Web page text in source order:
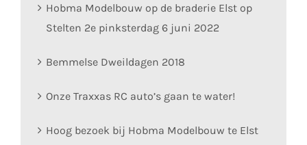
Hobma Modelbouw op de braderie Elst op
Stelten 2e pinksterdag 6 juni 2022
Bemmelse Dweildagen 2018
Onze Traxxas RC auto’s gaan te water!
Hoog bezoek bij Hobma Modelbouw te Elst